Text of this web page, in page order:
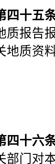
四十五
质报告
地质资料
四十六
部门对